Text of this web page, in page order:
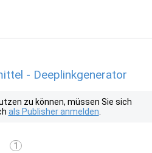
- Deeplinkgenerator
zu können, müssen Sie sich
als Publisher anmelden
1